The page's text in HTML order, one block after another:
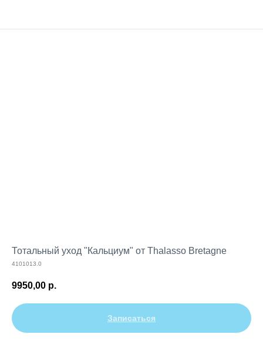
Тотальный уход "Кальциум" от Thalasso Bretagne
4101013.0
9950,00 р.
Записаться